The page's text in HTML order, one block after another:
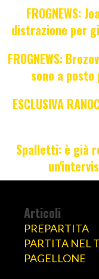
FROGNEWS:
distrazione per
FROGNEWS:
sono a
ESCLUSIVA
Spalletti: è già
Articoli
PREPARTITA
PARTITA NEL
PAGELLONE